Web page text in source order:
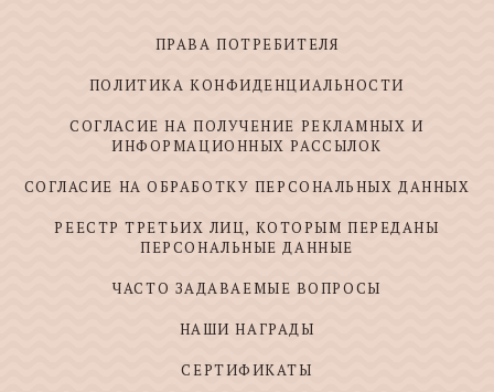
ПРАВА ПОТРЕБИТЕЛЯ
ПОЛИТИКА КОНФИДЕНЦИАЛЬНОСТИ
СОГЛАСИЕ НА ПОЛУЧЕНИЕ РЕКЛАМНЫХ И
ИНФОРМАЦИОННЫХ РАССЫЛОК
СОГЛАСИЕ НА ОБРАБОТКУ ПЕРСОНАЛЬНЫХ ДАННЫХ
РЕЕСТР ТРЕТЬИХ ЛИЦ, КОТОРЫМ ПЕРЕДАНЫ
ПЕРСОНАЛЬНЫЕ ДАННЫЕ
ЧАСТО ЗАДАВАЕМЫЕ ВОПРОСЫ
НАШИ НАГРАДЫ
СЕРТИФИКАТЫ